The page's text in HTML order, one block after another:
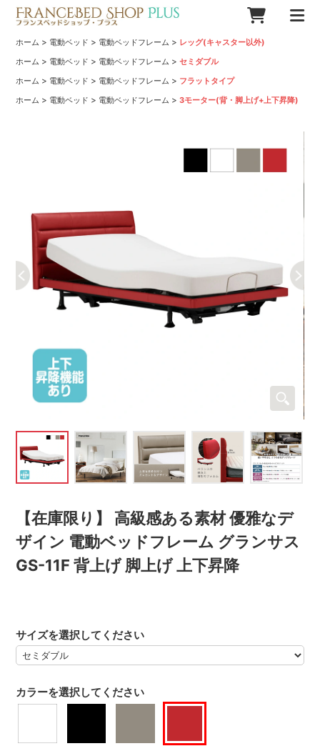
ホーム > 電動ベッド > 電動ベッドフレーム > レッグ(キャスター以外)
ホーム > 電動ベッド > 電動ベッドフレーム >セミダブル
ホーム > 電動ベッド > 電動ベッドフレーム > フラットタイプ
ホーム > 電動ベッド > 電動ベッドフレーム >3モーター(背・脚上げ+上下昇降)
【在庫限り】 高級感ある素材 優雅なデ
ザイン 電動ベッドフレーム グランサス
GS-11F 背上げ 脚上げ 上下昇降
カラーを選択してください
サイズを選択してください